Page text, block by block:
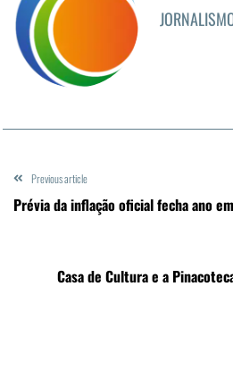
Previous article
Prévia da inflação oficial fecha ano
Casa de Cultura e a